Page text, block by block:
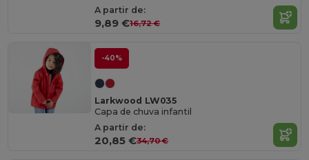
A partir de:
9,89 €16,72 €
-40%
Larkwood LW035
Capa de chuva infantil
A partir de:
20,85 €34,70 €